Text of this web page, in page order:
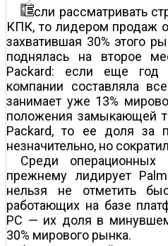
сли рассматривать
КПК, то лидером продаж
захватившая 30% этого
поднялась на второе
Packard: если еще год
компании составляла
занимает уже 13%
положения замыкающей
Packard, то ее доля за
незначительно, но
Среди
прежнему лидирует
нельзя не отметить
работающих на базе
PC — их доля в
30% мирового рынка.